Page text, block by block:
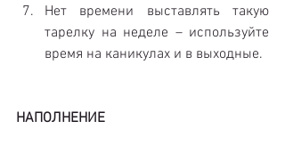
Нет времени выставлять такую
тарелку на неделе – используйте
время на каникулах и в выходные.
НАПОЛНЕНИЕ